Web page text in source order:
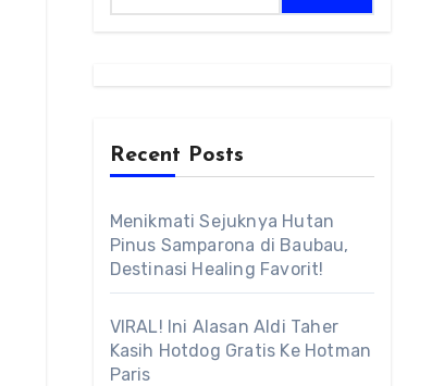
Recent Posts
Menikmati Sejuknya Hutan
Pinus Samparona di Baubau,
Destinasi Healing Favorit!
VIRAL! Ini Alasan Aldi Taher
Kasih Hotdog Gratis Ke Hotman
Paris